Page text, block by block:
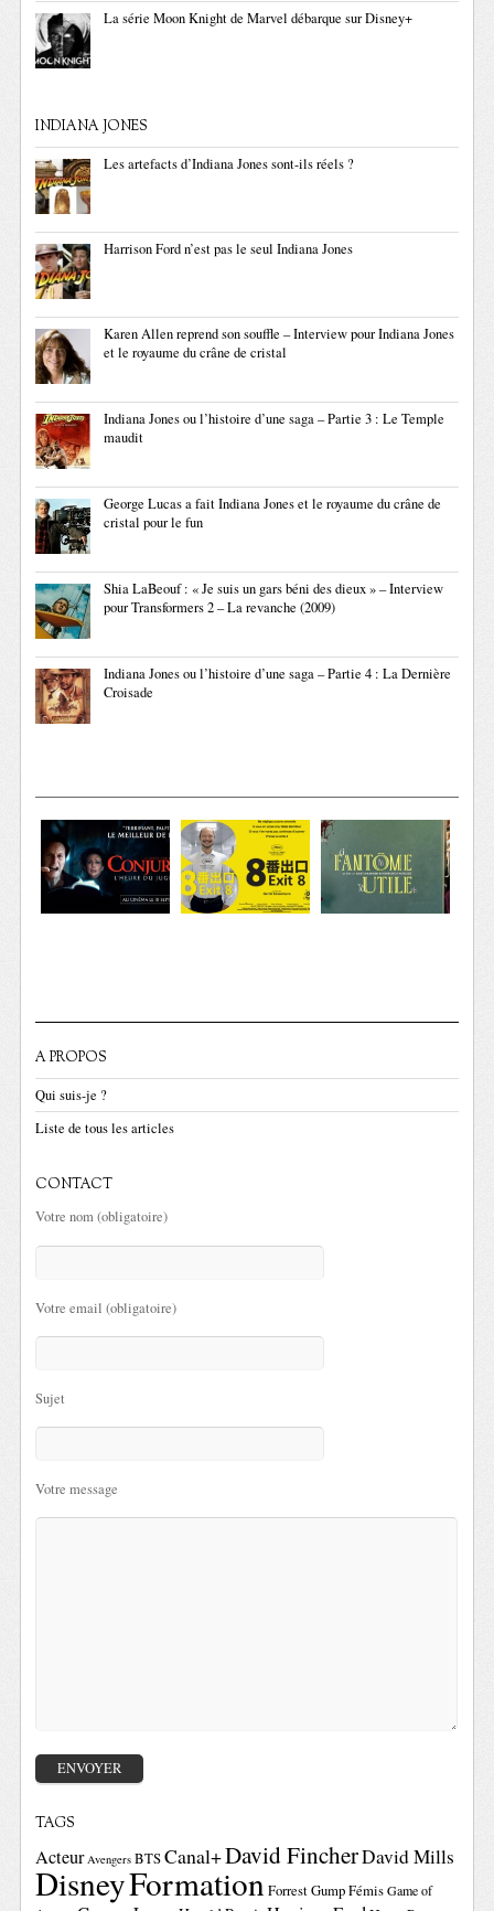
La série Moon Knight de Marvel débarque sur Disney+
INDIANA JONES
Les artefacts d’Indiana Jones sont-ils réels ?
Harrison Ford n’est pas le seul Indiana Jones
Karen Allen reprend son souffle – Interview pour Indiana Jones
et le royaume du crâne de cristal
Indiana Jones ou l’histoire d’une saga – Partie 3 : Le Temple
maudit
George Lucas a fait Indiana Jones et le royaume du crâne de
cristal pour le fun
Shia LaBeouf : « Je suis un gars béni des dieux » – Interview
pour Transformers 2 – La revanche (2009)
Indiana Jones ou l’histoire d’une saga – Partie 4 : La Dernière
Croisade
A PROPOS
Qui suis-je ?
Liste de tous les articles
CONTACT
Votre nom (obligatoire)
Votre email (obligatoire)
Sujet
Votre message
TAGS
Acteur Avengers BTSCanal+David FincherDavid Mills
DisneyFormationForrest GumpFémis Game of